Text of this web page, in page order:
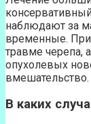
наблюдают за
временные. При
травме черепа,
опухолевых
вмешательство.
В каких